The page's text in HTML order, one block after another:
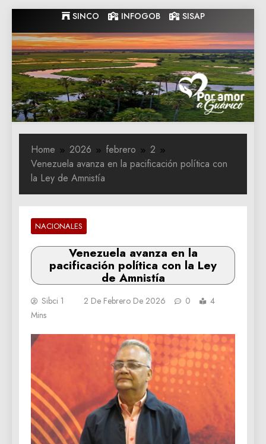
to
content
SINCO INFOGOB SISAP
Gobernacion
de Guarico
Gobernacion de Guarico
Home 2026 febrero
2
Venezuela avanza en la pacificación política con
la Ley de Amnistía
NACIONALES
Venezuela avanza en la
pacificación política con la Ley
de Amnistía
Sibci 1 2 De Febrero De 2026 0
4
Mins